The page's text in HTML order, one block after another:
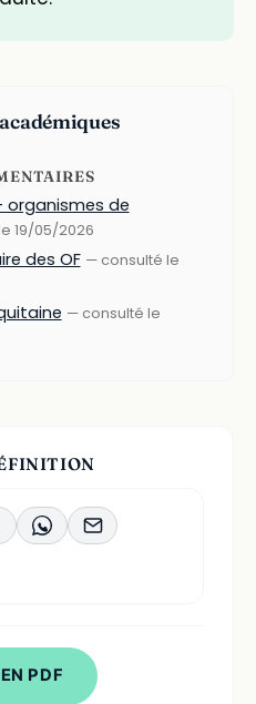
organismes de
19/05/2026
des OF — consulté le
— consulté le
PDF